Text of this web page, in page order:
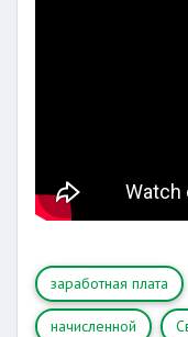
заработная плата
начисленной